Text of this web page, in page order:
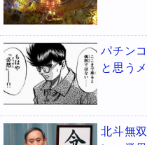
パチン
と思う
北斗無